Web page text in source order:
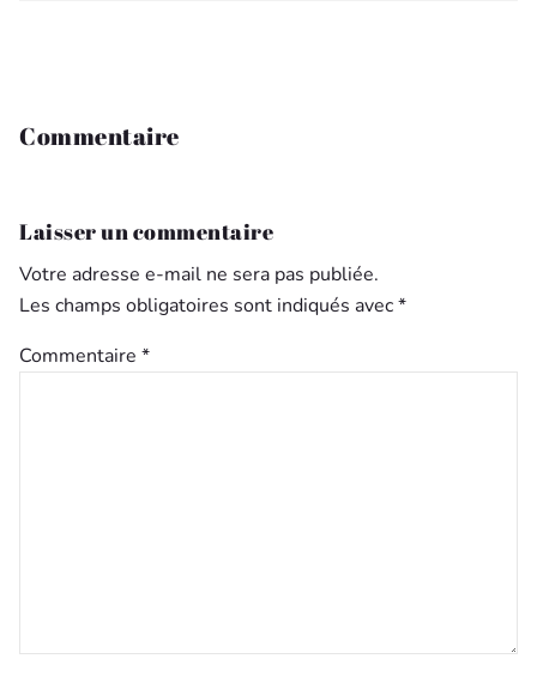
Commentaire
Laisser un commentaire
Votre adresse e-mail ne sera pas publiée.
Les champs obligatoires sont indiqués avec*
Commentaire *